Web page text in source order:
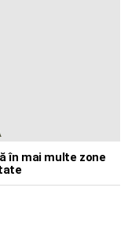
în mai multe zone